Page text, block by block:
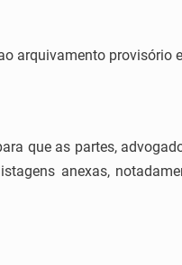
arquivamento
que as partes,
anexas,